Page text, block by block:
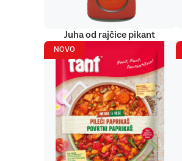
Juha od rajčice pikant
NOVO